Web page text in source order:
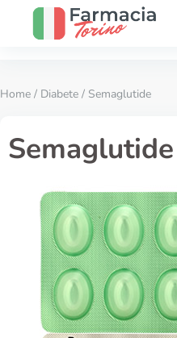
Home / Diabete / Semaglutide
Semaglutide